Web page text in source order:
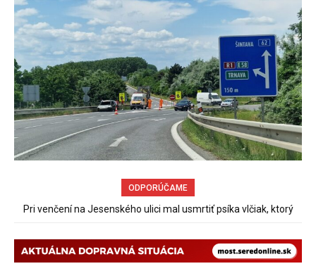
ODPORÚČAME
Sereď niekedy bola mestom s výborným napojením na